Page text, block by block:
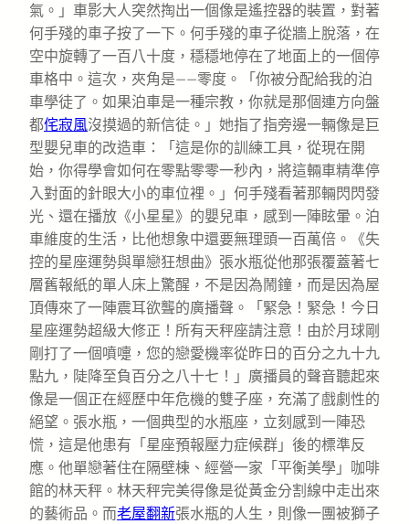
氣。」車影大人突然掏出一個像是遙控器的裝置，對著
何手殘的車子按了一下。何手殘的車子從牆上脫落，在
空中旋轉了一百八十度，穩穩地停在了地面上的一個停
車格中。這次，夾角是——零度。「你被分配給我的泊
車學徒了。如果泊車是一種宗教，你就是那個連方向盤
都侘寂風沒摸過的新信徒。」她指了指旁邊一輛像是巨
型嬰兒車的改造車：「這是你的訓練工具，從現在開
始，你得學會如何在零點零零一秒內，將這輛車精準停
入對面的針眼大小的車位裡。」何手殘看著那輛閃閃發
光、還在播放《小星星》的嬰兒車，感到一陣眩暈。泊
車維度的生活，比他想象中還要無理頭一百萬倍。《失
控的星座運勢與單戀狂想曲》張水瓶從他那張覆蓋著七
層舊報紙的單人床上驚醒，不是因為鬧鐘，而是因為屋
頂傳來了一陣震耳欲聾的廣播聲。「緊急！緊急！今日
星座運勢超級大修正！所有天秤座請注意！由於月球剛
剛打了一個噴嚏，您的戀愛機率從昨日的百分之九十九
點九，陡降至負百分之八十七！」廣播員的聲音聽起來
像是一個正在經歷中年危機的雙子座，充滿了戲劇性的
絕望。張水瓶，一個典型的水瓶座，立刻感到一陣恐
慌，這是他患有「星座預報壓力症候群」後的標準反
應。他單戀著住在隔壁棟、經營一家「平衡美學」咖啡
館的林天秤。林天秤完美得像是從黃金分割線中走出來
的藝術品。而老屋翻新張水瓶的人生，則像一團被獅子